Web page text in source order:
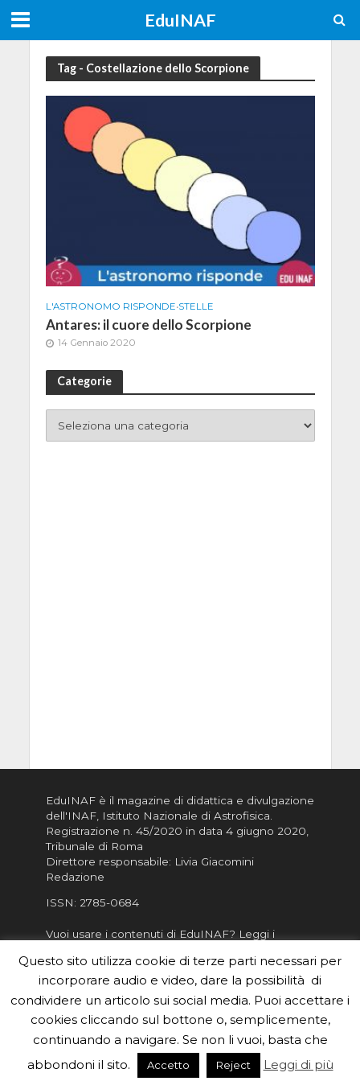
EduINAF
Tag - Costellazione dello Scorpione
L'ASTRONOMO RISPONDE•STELLE
Antares: il cuore dello Scorpione
14 Gennaio 2020
Categorie
EduINAF è il magazine di didattica e divulgazione
dell'INAF, Istituto Nazionale di Astrofisica
Registrazione n. 45/2020 in data 4 giugno 2020,
Tribunale di Roma
Direttore responsabile: Livia Giacomini
Redazione
ISSN: 2785-0684
Vuoi usare i contenuti di EduINAF? Leggi i
Informativa sulla Privacy
Informatva sui Cookie
Per la rubrica de l'Astronomo risponde, per
inviarci le tue foto o i tuoi contributi, scrivici a
redazione.edu [chiocciola] inaf.it oppure
il form
Questo sito utilizza cookie di terze parti necessari per
incorporare audio e video, dare la possibilità di
condividere un articolo sui social media. Puoi accettare i
cookies cliccando sul bottone o, semplicemente,
continuando a navigare. Se non li vuoi, basta che
abbondoni il sito.
Accetto Reject Leggi di più